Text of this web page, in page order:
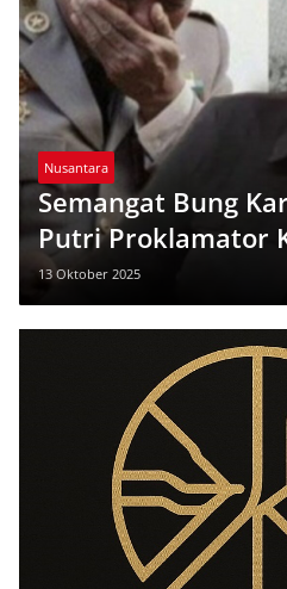
Nusantara
Semangat Bung
Putri Proklamator
Gerakan Portal XIII
Timur
13 Oktober 2025